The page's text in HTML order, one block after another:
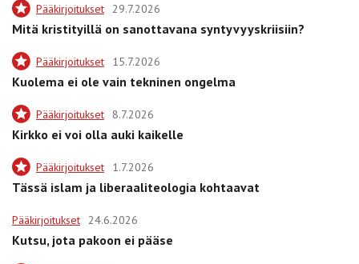
Pääkirjoitukset 29.7.2026
Mitä kristityillä on sanottavana syntyvyyskriisiin?
Pääkirjoitukset 15.7.2026
Kuolema ei ole vain tekninen ongelma
Pääkirjoitukset 8.7.2026
Kirkko ei voi olla auki kaikelle
Pääkirjoitukset 1.7.2026
Tässä islam ja liberaaliteologia kohtaavat
Pääkirjoitukset 24.6.2026
Kutsu, jota pakoon ei pääse